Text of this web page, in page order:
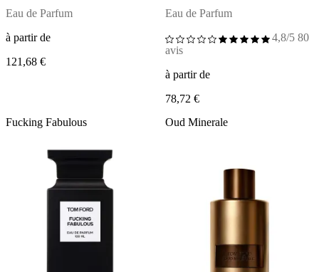
Eau de Parfum
à partir de
121,68 €
Eau de Parfum
4,8/5 80
avis
à partir de
78,72 €
Fucking Fabulous
Oud Minerale